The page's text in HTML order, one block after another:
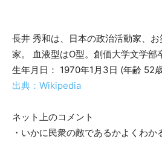
長井 秀和は、日本の政治活動家、
家。 血液型はO型。創価大学文学部
生年月日： 1970年1月3日 (年齢 52
出典：Wikipedia
ネット上のコメント
・いかに民衆の敵であるかよくわか